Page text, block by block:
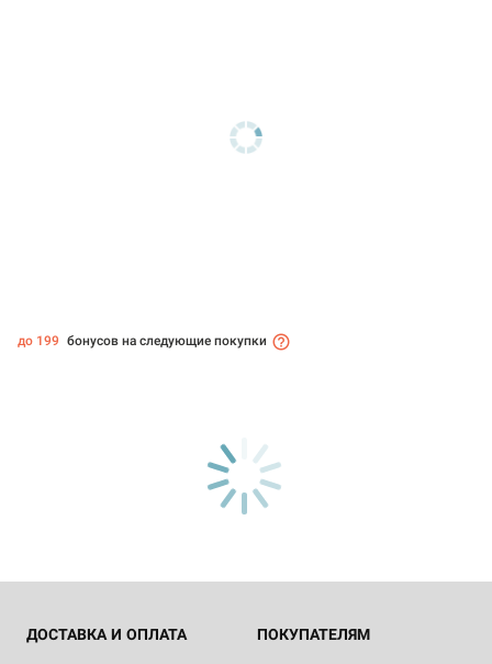
до 199 бонусов на следующие покупки
ДОСТАВКА И ОПЛАТА ПОКУПАТЕЛЯМ